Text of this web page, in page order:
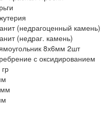
(недрагоценный камень)
(недраг. камень)
8х6мм 2шт
с оксидированием